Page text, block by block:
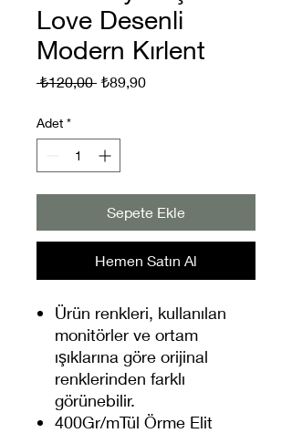
Love Desenli
Modern Kırlent
₺120,00 Normal
₺89,90İndirimli
Adet *
Sepete Ekle
Hemen Satın Al
Ürün renkleri, kullanılan
monitörler ve ortam
ışıklarına göre orijinal
renklerinden farklı
görünebilir.
400Gr/mTül Örme Elit